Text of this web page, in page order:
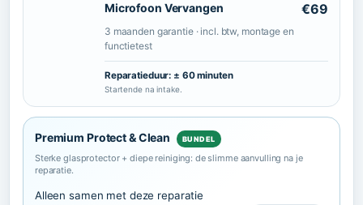
Microfoon Vervangen €69
3 maanden garantie · incl. btw, montage en
functietest
Reparatieduur: ± 60 minuten
Startende na intake.
Premium Protect & Clean BUNDEL
Sterke glasprotector + diepe reiniging: de slimme aanvulling na je
reparatie.
Alleen samen met deze reparatie